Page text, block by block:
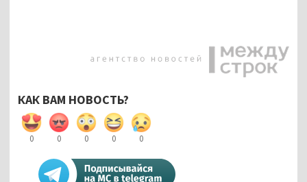
КАК ВАМ НОВОСТЬ?
0 0 0 0 0